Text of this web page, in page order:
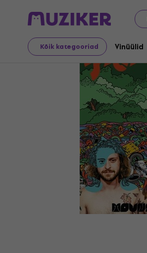
Kõik kategooriad Vinüülid
LP plaadid ja CD-d Vinüülid